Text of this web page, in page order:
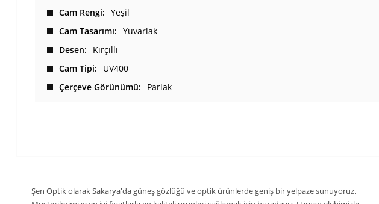
Cam Rengi
Yeşil
Cam Tasarımı
Yuvarlak
Desen
Kırçıllı
Cam Tipi
UV400
Çerçeve Görünümü
Parlak
Şen Optik olarak Sakarya'da güneş gözlüğü ve optik ürünlerde geniş bir yelpaze sunuyoruz.